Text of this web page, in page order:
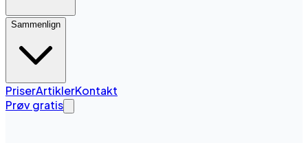
Sammenlign
PriserArtiklerKontakt
Prøv gratis